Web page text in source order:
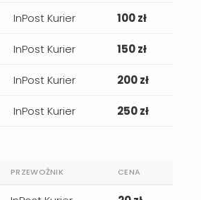
InPost Kurier 100 zł
InPost Kurier 150 zł
InPost Kurier 200 zł
InPost Kurier 250 zł
PRZEWOŹNIK CENA